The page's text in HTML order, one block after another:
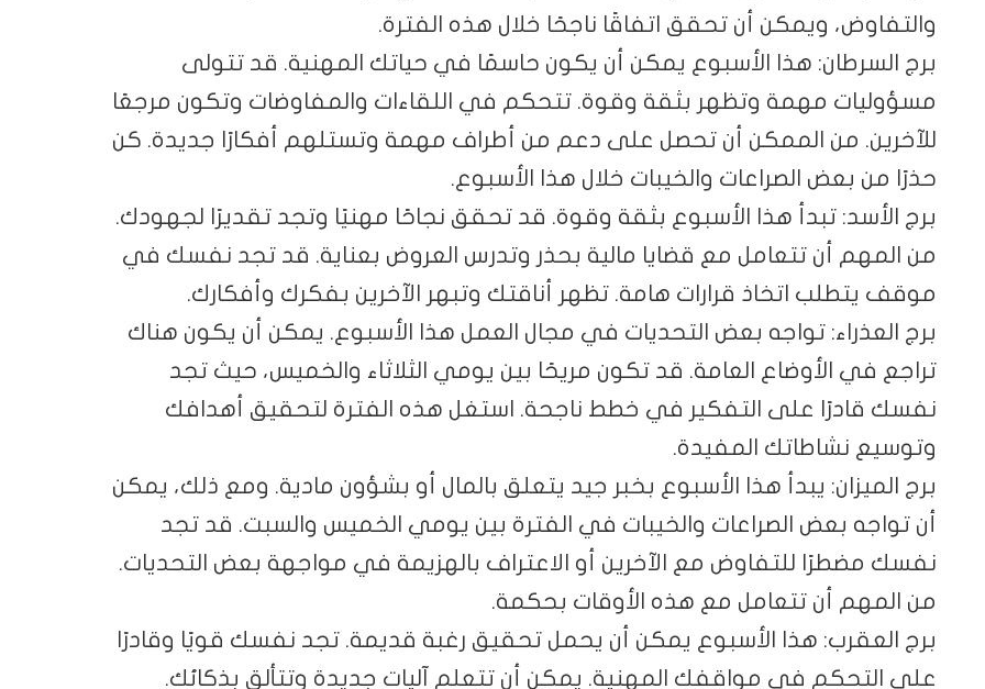
والتفاوض، ويمكن أن تحقق اتفاقًا ناجحًا خلال هذه الفترة.
برج السرطان: هذا الأسبوع يمكن أن يكون حاسمًا في حياتك المهنية. قد تتولى
مسؤوليات مهمة وتظهر بثقة وقوة. تتحكم في اللقاءات والمفاوضات وتكون مرجعًا
للآخرين. من الممكن أن تحصل على دعم من أطراف مهمة وتستلهم أفكارًا جديدة. كن
حذرًا من بعض الصراعات والخيبات خلال هذا الأسبوع.
برج الأسد: تبدأ هذا الأسبوع بثقة وقوة. قد تحقق نجاحًا مهنيًا وتجد تقديرًا لجهودك.
من المهم أن تتعامل مع قضايا مالية بحذر وتدرس العروض بعناية. قد تجد نفسك في
موقف يتطلب اتخاذ قرارات هامة. تظهر أناقتك وتبهر الآخرين بفكرك وأفكارك.
برج العذراء: تواجه بعض التحديات في مجال العمل هذا الأسبوع. يمكن أن يكون هناك
تراجع في الأوضاع العامة. قد تكون مريحًا بين يومي الثلاثاء والخميس، حيث تجد
نفسك قادرًا على التفكير في خطط ناجحة. استغل هذه الفترة لتحقيق أهدافك
وتوسيع نشاطاتك المفيدة.
برج الميزان: يبدأ هذا الأسبوع بخبر جيد يتعلق بالمال أو بشؤون مادية. ومع ذلك، يمكن
أن تواجه بعض الصراعات والخيبات في الفترة بين يومي الخميس والسبت. قد تجد
نفسك مضطرًا للتفاوض مع الآخرين أو الاعتراف بالهزيمة في مواجهة بعض التحديات.
من المهم أن تتعامل مع هذه الأوقات بحكمة.
برج العقرب: هذا الأسبوع يمكن أن يحمل تحقيق رغبة قديمة. تجد نفسك قويًا وقادرًا
على التحكم في مواقفك المهنية. يمكن أن تتعلم آليات جديدة وتتألق بذكائك.